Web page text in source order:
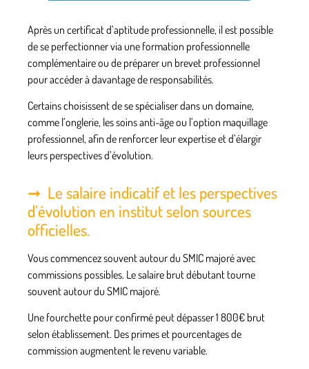
Après un certificat d’aptitude professionnelle, il est possible
de se perfectionner via une formation professionnelle
complémentaire ou de préparer un brevet professionnel
pour accéder à davantage de responsabilités.
Certains choisissent de sespécialiser dans un domaine,
comme l’onglerie, les soins anti-âge ou l’option maquillage
professionnel, afin de renforcer leur expertise et d’élargir
leurs perspectives d’évolution.
Le salaire indicatif et les perspectives
d’évolution en institut selon sources
officielles.
Vous commencez souvent autour du SMIC majoré avec
commissions possibles. Le salaire brut débutant tourne
souvent autour du SMIC majoré.
Une fourchette pour confirmé peut dépasser 1 800€ brut
selon établissement. Des primes et pourcentages de
commission augmentent le revenu variable.